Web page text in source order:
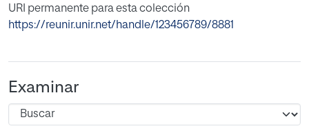
URI permanente para esta colección
https://reunir.unir.net/handle/123456789/8881
Examinar